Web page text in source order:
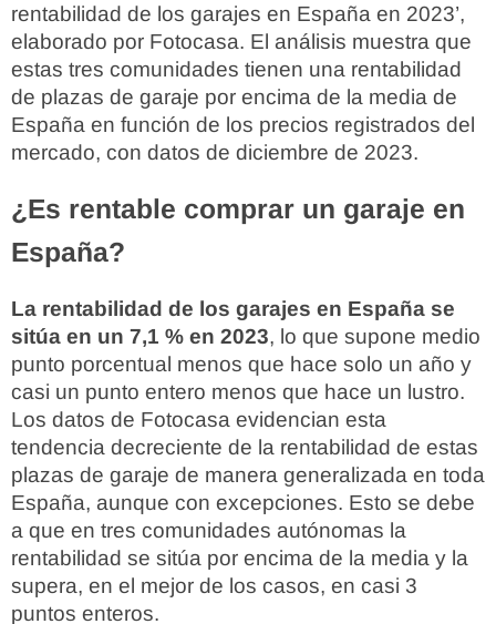
rentabilidad de los garajes en España en 2023’,
elaborado por Fotocasa. El análisis muestra que
estas tres comunidades tienen una rentabilidad
de plazas de garaje por encima de la media de
España en función de los precios registrados del
mercado, con datos de diciembre de 2023.
¿Es rentable comprar un garaje en
España?
La rentabilidad de los garajes en España se
sitúa en un 7,1 % en 2023, lo que supone medio
punto porcentual menos que hace solo un año y
casi un punto entero menos que hace un lustro.
Los datos de Fotocasa evidencian esta
tendencia decreciente de la rentabilidad de estas
plazas de garaje de manera generalizada en toda
España, aunque con excepciones. Esto se debe
a que en tres comunidades autónomas la
rentabilidad se sitúa por encima de la media y la
supera, en el mejor de los casos, en casi 3
puntos enteros.